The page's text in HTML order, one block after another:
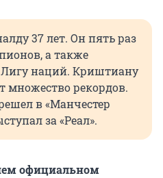
37 лет. Он пять раз
а также
наций. Криштиану
множество рекордов.
в «Манчестер
за «Реал».
официальном